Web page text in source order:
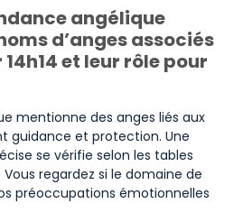
angélique
d’anges associés
et leur rôle pour
mentionne des anges liés aux
guidance et protection. Une
se vérifie selon les tables
regardez si le domaine de
préoccupations émotionnelles